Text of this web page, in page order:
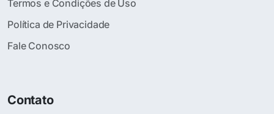
Termos e Condições de Uso
Política de Privacidade
Fale Conosco
Contato